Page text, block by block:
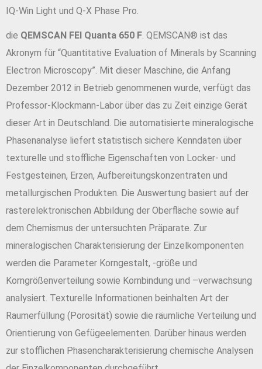
IQ-Win Light und Q-X Phase Pro.
die QEMSCAN FEI Quanta 650 F. QEMSCAN® ist das
Akronym für “Quantitative Evaluation of Minerals by Scanning
Electron Microscopy”. Mit dieser Maschine, die Anfang
Dezember 2012 in Betrieb genommenen wurde, verfügt das
Professor-Klockmann-Labor über das zu Zeit einzige Gerät
dieser Art in Deutschland. Die automatisierte mineralogische
Phasenanalyse liefert statistisch sichere Kenndaten über
texturelle und stoffliche Eigenschaften von Locker- und
Festgesteinen, Erzen, Aufbereitungskonzentraten und
metallurgischen Produkten. Die Auswertung basiert auf der
rasterelektronischen Abbildung der Oberfläche sowie auf
dem Chemismus der untersuchten Präparate. Zur
mineralogischen Charakterisierung der Einzelkomponenten
werden die Parameter Korngestalt, -größe und
Korngrößenverteilung sowie Kornbindung und –verwachsung
analysiert. Texturelle Informationen beinhalten Art der
Raumerfüllung (Porosität) sowie die räumliche Verteilung und
Orientierung von Gefügeelementen. Darüber hinaus werden
zur stofflichen Phasencharakterisierung chemische Analysen